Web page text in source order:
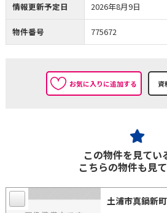
情報更新予定日 2026年8月9日
物件番号 775672
お気に入りに追加する
この物件を見てい
こちらの物件も見
土浦市真鍋新町